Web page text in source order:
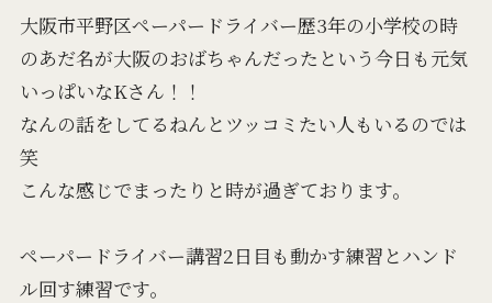
大阪市平野区ペーパードライバー歴3年の小学校の時
のあだ名が大阪のおばちゃんだったという今日も元気
いっぱいなKさん！！
なんの話をしてるねんとツッコミたい人もいるのでは
笑
こんな感じでまったりと時が過ぎております。
ペーパードライバー講習2日目も動かす練習とハンド
ル回す練習です。